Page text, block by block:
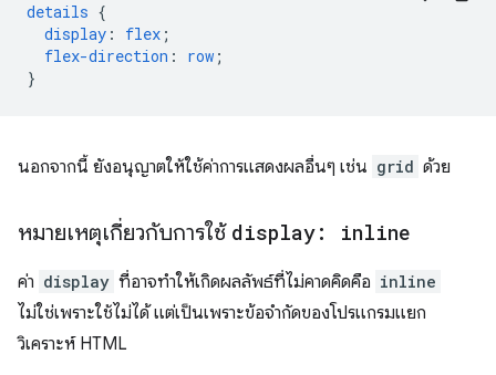
details {
display : flex ;
flex-direction : row ;
}
นอกจากนี้ ยังอนุญาตให้ใช้ค่าการแสดงผลอื่นๆ เช่น grid ด้วย
หมายเหตุเกี่ยวกับการใช้ display: inline
ค่า display ที่อาจทำให้เกิดผลลัพธ์ที่ไม่คาดคิดคือ inline
ไม่ใช่เพราะใช้ไม่ได้ แต่เป็นเพราะข้อจำกัดของโปรแกรมแยก
วิเคราะห์ HTML